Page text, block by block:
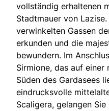
vollständig erhaltenen
Stadtmauer von
verwinkelten Gassen
erkunden und die
bewundern. Im
Sirmione, das auf einer
Süden des Gardasees
eindrucksvolle
Scaligera, gelangen